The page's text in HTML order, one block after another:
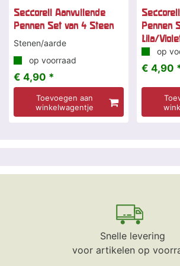
Seccorell Aanvullende
Pennen Set van 4 Steen
Stenen/aarde
op voorraad
€ 4,90 *
Toevoegen aan
winkelwagentje
Pennen
Lila/
op
€ 4,90
Snelle levering
voor artikelen op